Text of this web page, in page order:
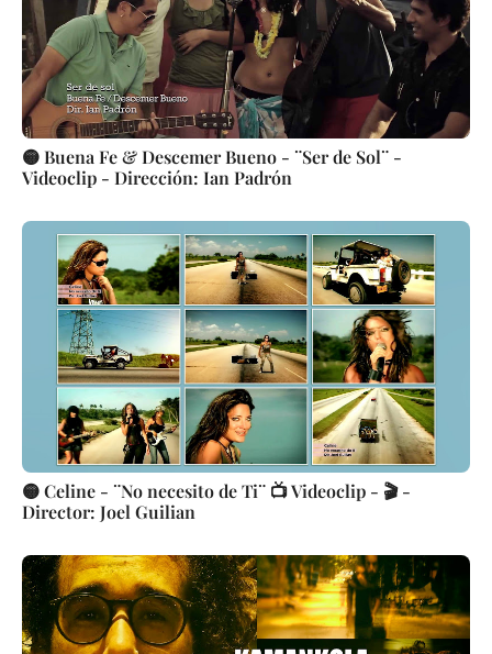
🟡 Buena Fe & Descemer Bueno - ¨Ser de Sol¨ -
Videoclip - Dirección: Ian Padrón
🟡 Celine - ¨No necesito de Ti¨ 📺 Videoclip - 🎬 -
Director: Joel Guilian